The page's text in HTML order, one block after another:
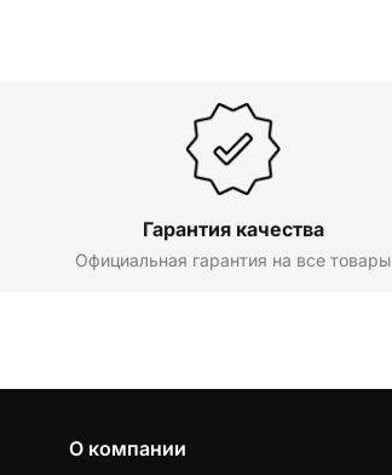
Гарантия качества
Официальная гарантия на все товары
О компании